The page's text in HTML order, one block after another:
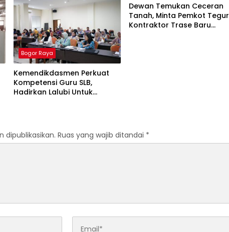
Bogor Raya
Kemendikdasmen Perkuat
Kompetensi Guru SLB,
Hadirkan Lalubi Untuk
Dewan Temukan Ceceran
Tanah, Minta Pemkot Tegur
Kontraktor Trase Baru
dipublikasikan. Ruas yang wajib ditandai *